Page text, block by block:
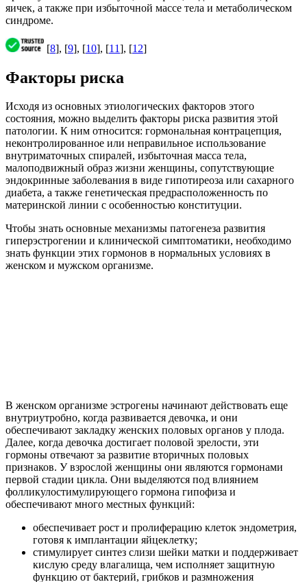
яичек, а также при избыточной массе тела и метаболическом
синдроме.
[8], [9], [10], [11], [12]
Факторы риска
Исходя из основных этиологических факторов этого
состояния, можно выделить факторы риска развития этой
патологии. К ним относится: гормональная контрацепция,
неконтролированное или неправильное использование
внутриматочных спиралей, избыточная масса тела,
малоподвижный образ жизни женщины, сопутствующие
эндокринные заболевания в виде гипотиреоза или сахарного
диабета, а также генетическая предрасположенность по
материнской линии с особенностью конституции.
Чтобы знать основные механизмы патогенеза развития
гиперэстрогении и клинической симптоматики, необходимо
знать функции этих гормонов в нормальных условиях в
женском и мужском организме.
В женском организме эстрогены начинают действовать еще
внутриутробно, когда развивается девочка, и они
обеспечивают закладку женских половых органов у плода.
Далее, когда девочка достигает половой зрелости, эти
гормоны отвечают за развитие вторичных половых
признаков. У взрослой женщины они являются гормонами
первой стадии цикла. Они выделяются под влиянием
фолликулостимулирующего гормона гипофиза и
обеспечивают много местных функций:
обеспечивает рост и пролиферацию клеток эндометрия,
готовя к имплантации яйцеклетку;
стимулирует синтез слизи шейки матки и поддерживает
кислую среду влагалища, чем исполняет защитную
функцию от бактерий, грибков и размножения